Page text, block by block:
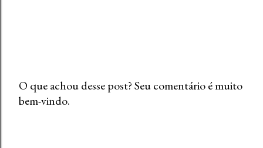
P
O que achou desse post? Seu comentário é muito
bem-vindo.